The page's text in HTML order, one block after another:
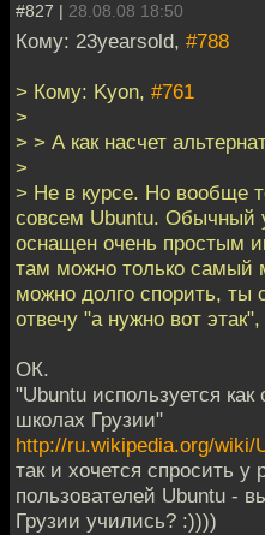
#827 | 28.08.08 18:50
Кому: 23yearsold, #788
> Кому: Kyon, #761
>
> > А как насчет
>
> Не в курсе. Но вообще
совсем Ubuntu. Обычный
оснащен очень простым
там можно только
можно долго спорить, ты
отвечу "а нужно вот
ОК.
"Ubuntu используется
школах Грузии"
http://ru.wikipedia.org/wiki/
так и хочется спросить у
пользователей Ubuntu -
Грузии учились? :))))